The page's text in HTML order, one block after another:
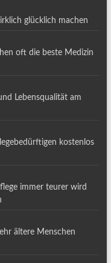
glücklich machen
oft die beste Medizin
Lebensqualität am
kostenlos
immer teurer wird
ältere Menschen